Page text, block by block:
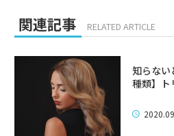
関連記事 RELATED ARTICLE
知らない
種類】